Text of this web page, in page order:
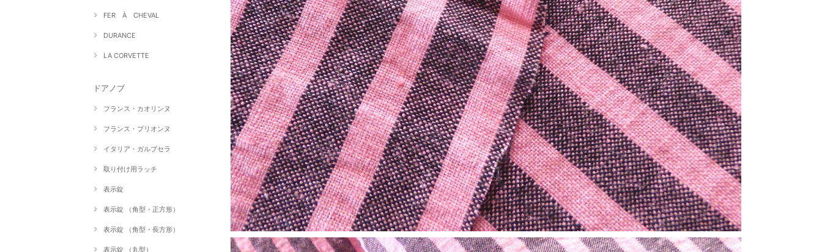
FER À CHEVAL
DURANCE
LA CORVETTE
ドアノブ
フランス・カオリンヌ
フランス・ブリオンヌ
イタリア・ガルブセラ
取り付け用ラッチ
表示錠
表示錠 （角型・正方形）
表示錠 （角型・長方形）
表示錠 （丸型）